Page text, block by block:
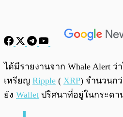
ได้มีรายงานจาก Whale Alert ว่
เหรียญ Ripple ( XRP) จำนวนกว่
ยัง Wallet ปริศนาที่อยู่ในกระดา